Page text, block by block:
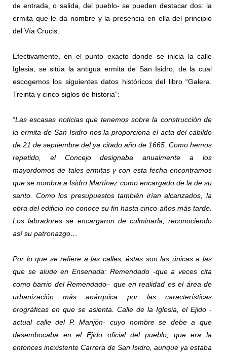
de entrada, o salida, del pueblo- se pueden destacar dos: la
ermita que le da nombre y la presencia en ella del principio
del Vía Crucis.
Efectivamente, en el punto exacto donde se inicia la calle
Iglesia, se sitúa la antigua ermita de San Isidro, de la cual
escogemos los siguientes datos históricos del libro “Galera.
Treinta y cinco siglos de historia”:
“Las escasas noticias que tenemos sobre la construcción de
la ermita de San Isidro nos la proporciona el acta del cabildo
de 21 de septiembre del ya citado año de 1665. Como hemos
repetido, el Concejo designaba anualmente a los
mayordomos de tales ermitas y con esta fecha encontramos
que se nombra a Isidro Martínez como encargado de la de su
santo. Como los presupuestos también irían alcanzados, la
obra del edificio no conoce su fin hasta cinco años más tarde.
Los labradores se encargaron de culminarla, reconociendo
así su patronazgo…
Por lo que se refiere a las calles, éstas son las únicas a las
que se alude en Ensenada: Remendado -que a veces cita
comobarrio del Remendado– que en realidad es el área de
urbanización más anárquica por las características
orográficas en que se asienta. Calle de la Iglesia, el Ejido -
actual calle del P. Manjón- cuyo nombre se debe a que
desembocaba en el Ejido oficial del pueblo, que era la
entonces inexistente Carrera de San Isidro, aunque ya estaba